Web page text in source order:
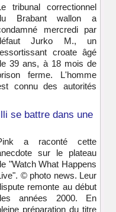
tribunal correctionnel
Brabant wallon a
mercredi par
Jurko M., un
croate âgé
39 ans, à 18 mois de
ferme. L'homme
connu des autorités
se battre dans une
a raconté cette
sur le plateau
"Watch What Happens
© photo news. Leur
remonte au début
années 2000. En
préparation du titre